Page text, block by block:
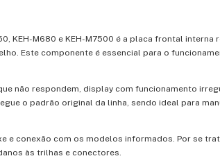
KEH-M680 e KEH-M7500 é a placa frontal interna
Este componente é essencial para o
não respondem, display com funcionamento
o padrão original da linha, sendo ideal para
conexão com os modelos informados. Por se
às trilhas e conectores.